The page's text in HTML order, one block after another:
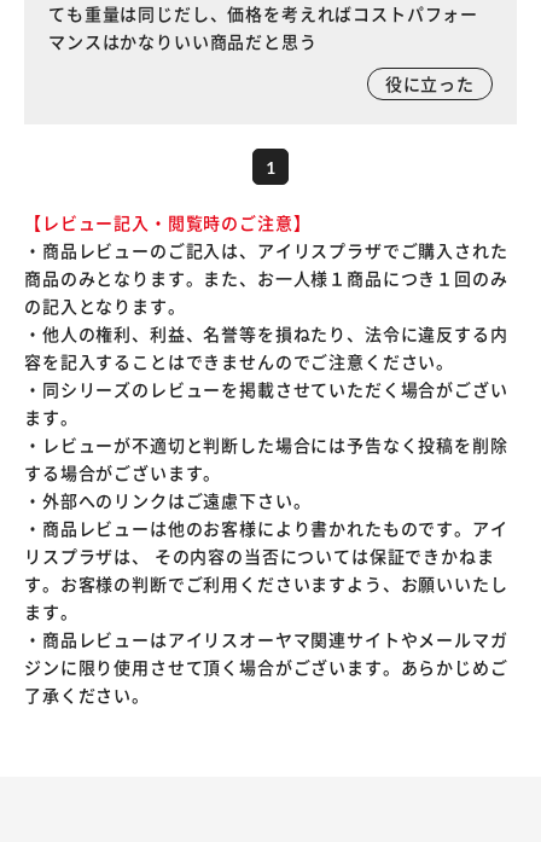
ても重量は同じだし、価格を考えればコストパフォー
マンスはかなりいい商品だと思う
役に立った
1
【レビュー記入・閲覧時のご注意】
・商品レビューのご記入は、アイリスプラザでご購入された
商品のみとなります。また、お一人様１商品につき１回のみ
の記入となります。
・他人の権利、利益、名誉等を損ねたり、法令に違反する内
容を記入することはできませんのでご注意ください。
・同シリーズのレビューを掲載させていただく場合がござい
ます。
・レビューが不適切と判断した場合には予告なく投稿を削除
する場合がございます。
・外部へのリンクはご遠慮下さい。
・商品レビューは他のお客様により書かれたものです。アイ
リスプラザは、 その内容の当否については保証できかねま
す。お客様の判断でご利用くださいますよう、お願いいたし
ます。
・商品レビューはアイリスオーヤマ関連サイトやメールマガ
ジンに限り使用させて頂く場合がございます。あらかじめご
了承ください。